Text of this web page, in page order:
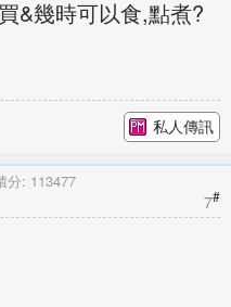
&幾時可以食,點煮?
私人傳訊
分: 113477
7#